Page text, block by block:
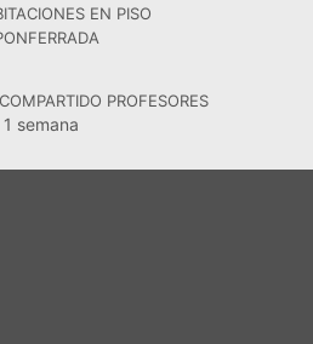
EN PISO
PROFESORES
semana